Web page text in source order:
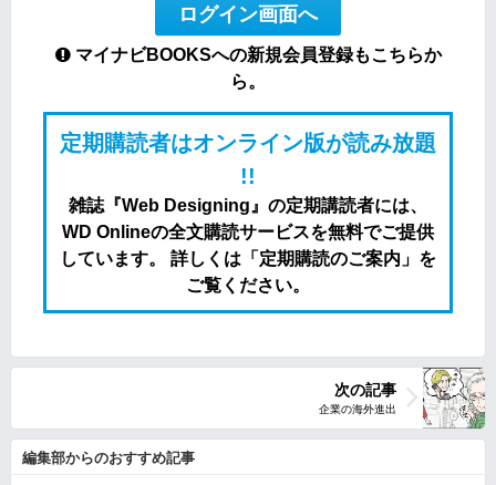
ログイン画面へ
マイナビBOOKSへの新規会員登録もこちらか
ら。
定期購読者はオンライン版が読み放題
!!
雑誌『Web Designing』の定期講読者には、
WD Onlineの全文購読サービスを無料でご提供
しています。 詳しくは「定期購読のご案内」を
ご覧ください。
次の記事
編集部からのおすすめ記事